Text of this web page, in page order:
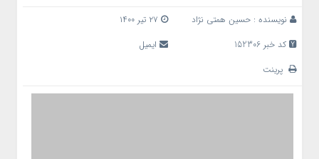
نویسنده : حسین همتی نژاد
کد خبر 152306
ایمیل
پرینت